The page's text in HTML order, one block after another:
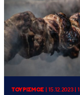
ΤΟΥΡΙΣΜΟΣ| 15.12.2023 |